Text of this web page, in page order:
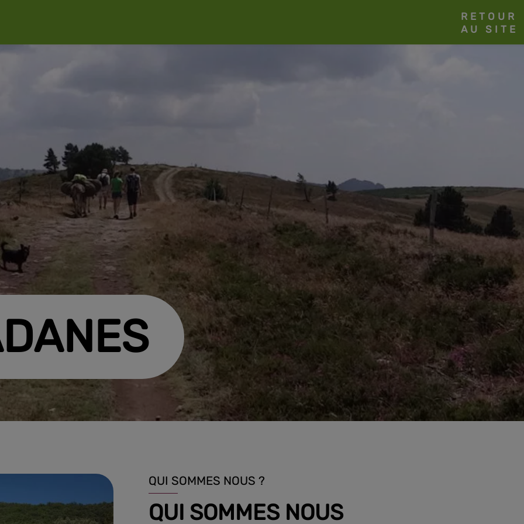
RETOUR
AU SITE
QUI SOMMES NOUS ?
QUI SOMMES NOUS